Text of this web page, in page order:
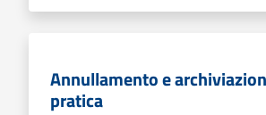
Annullamento e
pratica